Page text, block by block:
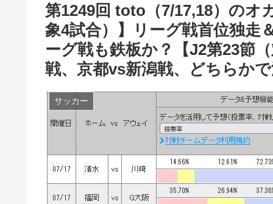
第1249回 toto（7/17,18）のオ
象4試合）】リーグ戦首位独走
ーグ戦も鉄板か？【J2第23節
戦、京都vs新潟戦、どちらか
サッカー